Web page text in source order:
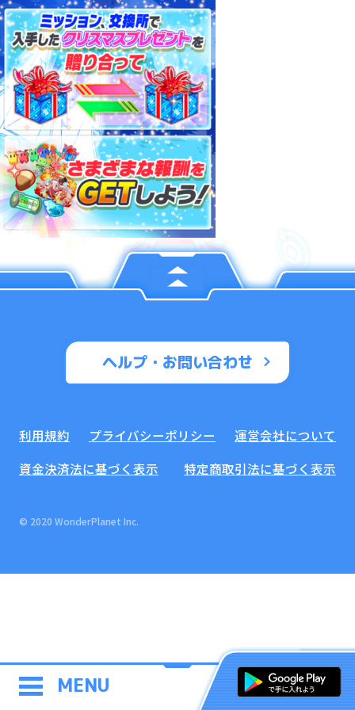
MENU
ヘルプ・お問い合わせ
利用規約 プライバシーポリシー
運営会社について
資金決済法に基づく表示
特定商取引法に基づく表示
© 2020 WonderPlanet Inc.